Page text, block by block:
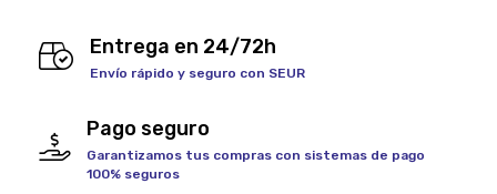
Entrega en 24/72h
Envío rápido y seguro con SEUR
Pago seguro
Garantizamos tus compras con sistemas de pago
100% seguros